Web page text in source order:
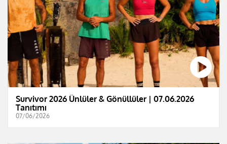
Survivor 2026 Ünlüler & Gönüllüler | 07.06.2026
Tanıtımı
07/06/2026